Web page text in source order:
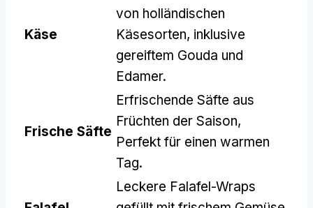
Käse
von holländischen
Käsesorten, inklusive
gereiftem Gouda und
Edamer.
Frische Säfte
Erfrischende Säfte aus
Früchten der Saison,
Perfekt für einen warmen
Tag.
Leckere Falafel-Wraps